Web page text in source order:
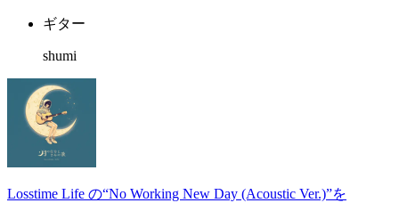
ギター
shumi
Losstime Life の“No Working New Day (Acoustic Ver.)”を